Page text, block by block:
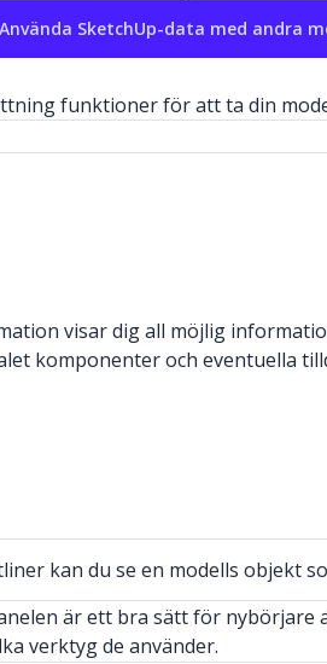
Använda SketchUp-data med andra
funktioner för att ta din
visar dig all möjlig
komponenter och eventuella
kan du se en modells objekt
är ett bra sätt för nybörjare
verktyg de använder.